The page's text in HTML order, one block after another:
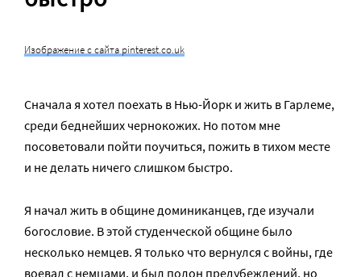
Изображение с сайта pinterest.co.uk
Сначала я хотел поехать в Нью-Йорк и жить в Гарлеме,
среди беднейших чернокожих. Но потом мне
посоветовали пойти поучиться, пожить в тихом месте
и не делать ничего слишком быстро.
Я начал жить в общине доминиканцев, где изучали
богословие. В этой студенческой общине было
несколько немцев. Я только что вернулся с войны, где
воевал с немцами, и был полон предубеждений, но